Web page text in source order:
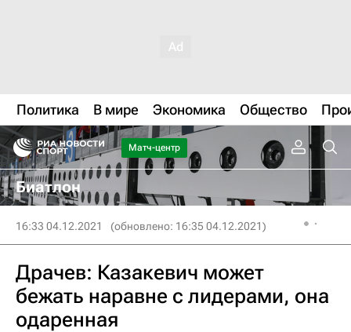
Политика В мире Экономика Общество
Матч-центр
Биатлон
16:33 04.12.2021 (обновлено: 16:35 04.12.2021)
Драчев: Казакевич может
бежать наравне с лидерами, она
одаренная